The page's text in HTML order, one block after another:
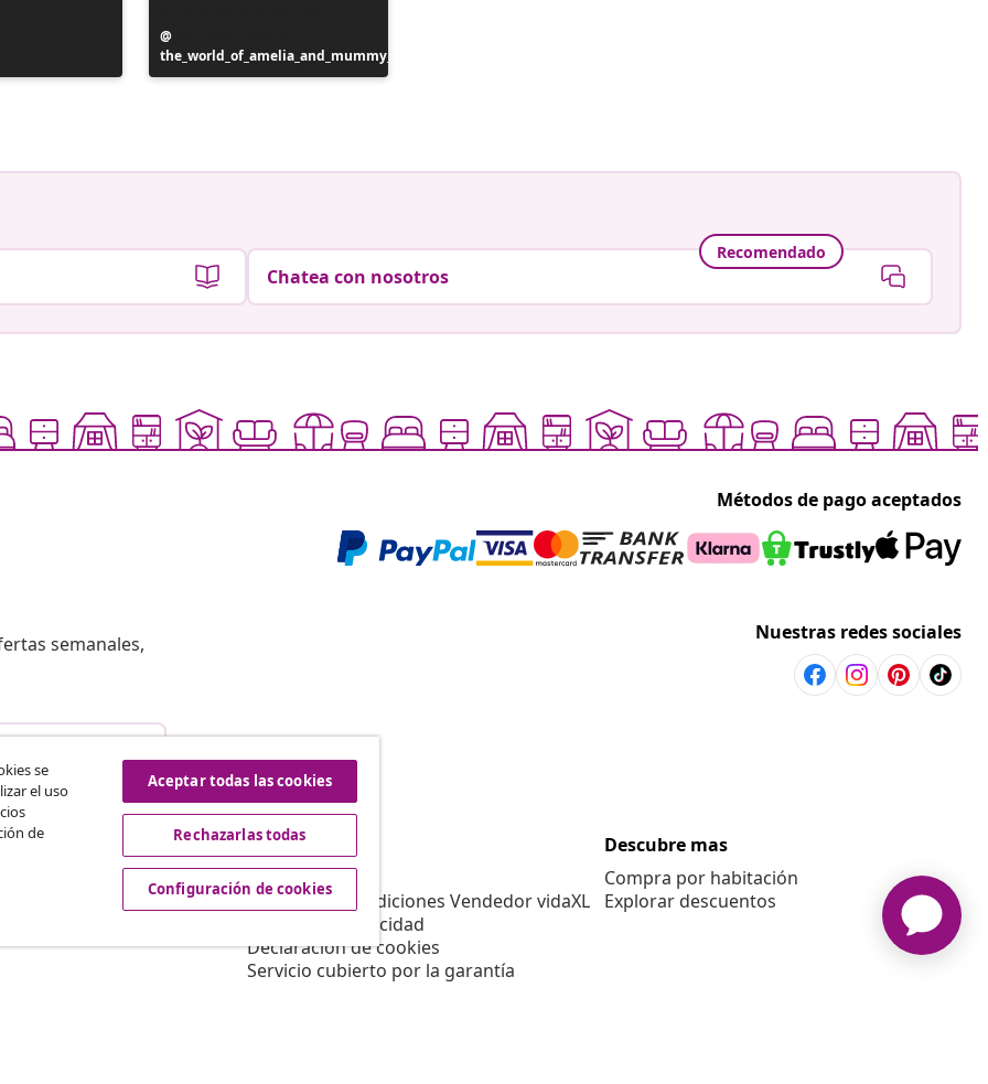
realizada
por
the_world_of_amelia_and_mummy_
Recomendado
Chatea con nosotros
Métodos de pago aceptados
semanales,
Nuestras redes sociales
vidaXL
Sobre vidaXL
Términos y Condiciones Vendedor vidaXL
Política de privacidad
Declaración de cookies
Servicio cubierto por la garantía
Descubre mas
Compra por habitación
Explorar descuentos
se
el uso
de
Aceptar todas las cookies
Rechazarlas todas
Configuración de cookies